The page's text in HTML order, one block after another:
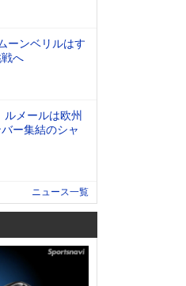
ーンベリルはす
へ
ルメールは欧州
ー集結のシャ
ニュース一覧